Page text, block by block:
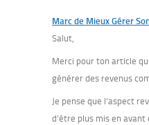
Marc de Mieux Gérer
Salut,
Merci pour ton article
générer des revenus
Je pense que l’aspect
d’être plus mis en